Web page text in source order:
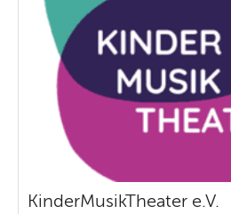
KinderMusikTheater e.V.